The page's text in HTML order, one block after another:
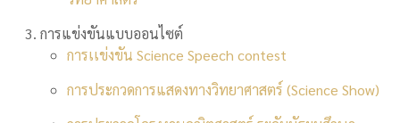
การแข่งขันแบบออนไซต์
การเเข่งขัน Science Speech contest
การประกวดการแสดงทางวิทยาศาสตร์ (Science Show)